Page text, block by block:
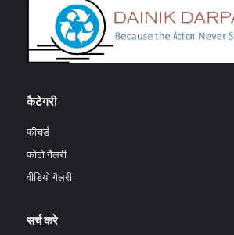
कैटेगरी
फीचर्ड
फोटो गैलरी
वीडियो गैलरी
सर्च करे